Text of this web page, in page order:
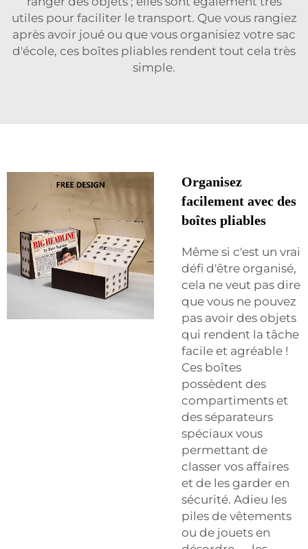
utiles pour faciliter le transport. Que vous rangiez
après avoir joué ou que vous organisiez votre sac
d'école, ces boîtes pliables rendent tout cela très
simple.
Organisez
facilement avec des
boîtes pliables
Même si c'est un vrai
défi d'être organisé,
cela ne veut pas dire
que vous ne pouvez
pas avoir des objets
qui rendent la tâche
facile et agréable !
Ces boîtes
possèdent des
compartiments et
des séparateurs
spéciaux vous
permettant de
classer vos affaires
et de les garder en
sécurité. Adieu les
piles de vêtements
ou de jouets en